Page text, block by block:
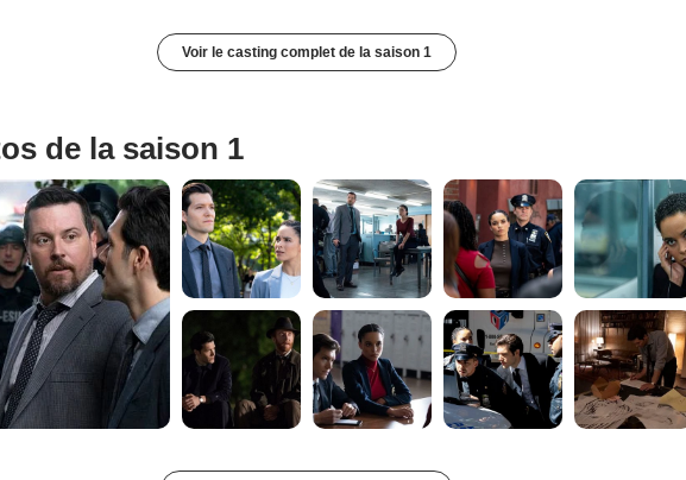
Voir le casting complet de la saison 1
de la saison 1